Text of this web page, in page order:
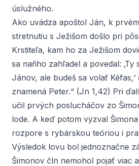
úslužného.
Ako uvádza apoštol Ján, k
stretnutiu s Ježišom došlo pri
Krstiteľa, kam ho za Ježišom
sa naňho zahľadel a povedal: ‚Ty
Jánov, ale budeš sa volať
znamená Peter.“ (Jn 1,42) Pri
učil prvých poslucháčov zo
lode. A keď potom vyzval
rozpore s rybárskou teóriou i
Výsledok lovu bol jednoznačne
Šimonov čln nemohol pojať viac